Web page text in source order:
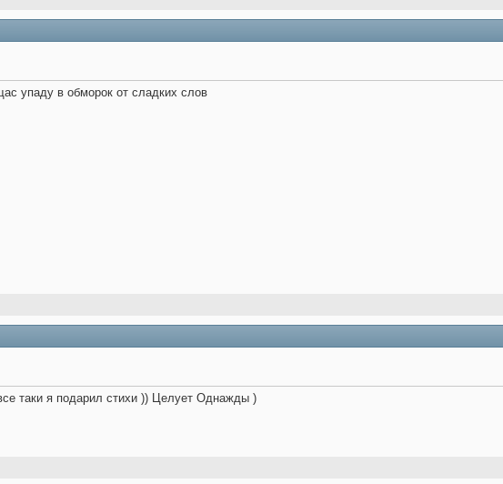
упаду в обморок от сладких слов
таки я подарил стихи )) Целует Однажды )